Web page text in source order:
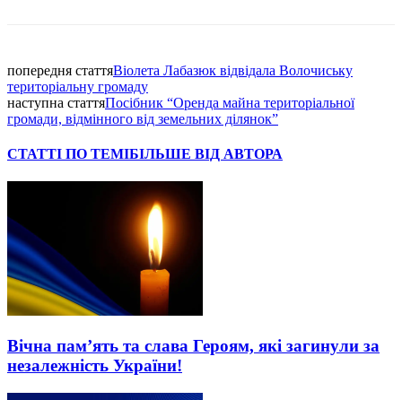
попередня статтяВіолета Лабазюк відвідала Волочиську
територіальну громаду
наступна статтяПосібник “Оренда майна територіальної
громади, відмінного від земельних ділянок”
СТАТТІ ПО ТЕМІБІЛЬШЕ ВІД АВТОРА
Вічна пам’ять та слава Героям, які загинули за
незалежність України!